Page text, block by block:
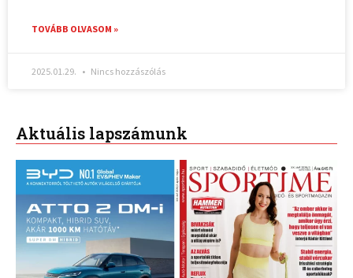
TOVÁBB OLVASOM »
2025.01.29. Nincs hozzászólás
Aktuális lapszámunk